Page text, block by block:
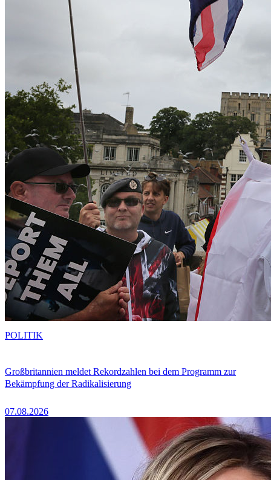
Großbritannien meldet Rekordzahlen bei dem Programm zur
Bekämpfung der Radikalisierung
07.08.2026
POLITIK